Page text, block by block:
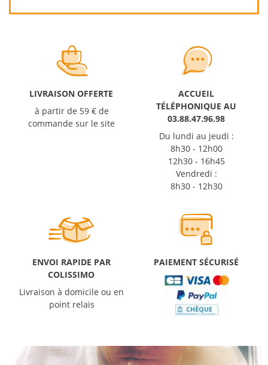
LIVRAISON OFFERTE
à partir de 59 € de
commande sur le site
ACCUEIL
TÉLÉPHONIQUE AU
03.88.47.96.98
Du lundi au jeudi :
8h30 - 12h00
12h30 - 16h45
Vendredi :
8h30 - 12h30
ENVOI RAPIDE PAR
COLISSIMO
Livraison à domicile ou en
point relais
PAIEMENT SÉCURISÉ